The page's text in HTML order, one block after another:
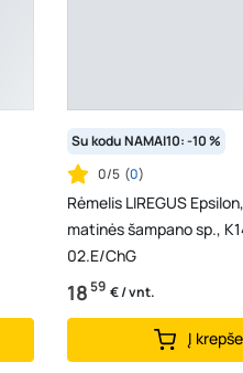
Su kodu NAMAI10: -10 %
0/5 (0)
Rėmelis LIREGUS
matinės šampano sp.,
02.E/ChG
1859 € / vnt.
Į